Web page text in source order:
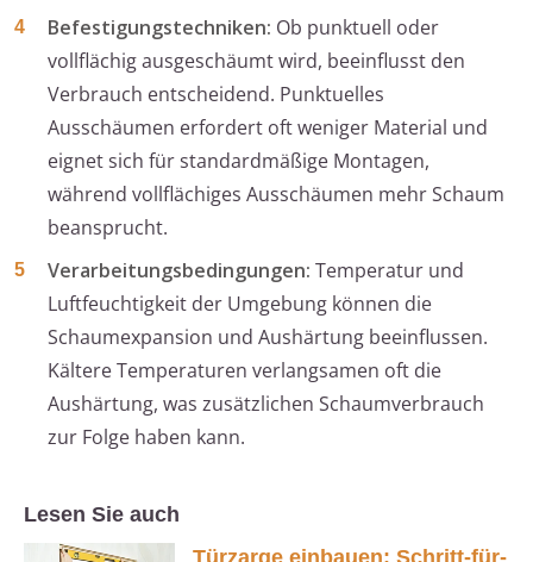
Befestigungstechniken: Ob punktuell oder
vollflächig ausgeschäumt wird, beeinflusst den
Verbrauch entscheidend. Punktuelles
Ausschäumen erfordert oft weniger Material und
eignet sich für standardmäßige Montagen,
während vollflächiges Ausschäumen mehr Schaum
beansprucht.
Verarbeitungsbedingungen: Temperatur und
Luftfeuchtigkeit der Umgebung können die
Schaumexpansion und Aushärtung beeinflussen.
Kältere Temperaturen verlangsamen oft die
Aushärtung, was zusätzlichen Schaumverbrauch
zur Folge haben kann.
Lesen Sie auch